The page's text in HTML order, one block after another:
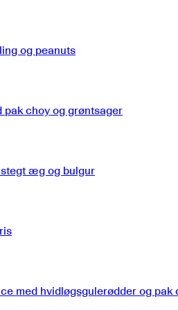
og peanuts
choy og grøntsager
æg og bulgur
med hvidløgsgulerødder og pak